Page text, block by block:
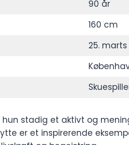
90 år
160 cm
25. marts
hun stadig et aktivt og
er et inspirerende